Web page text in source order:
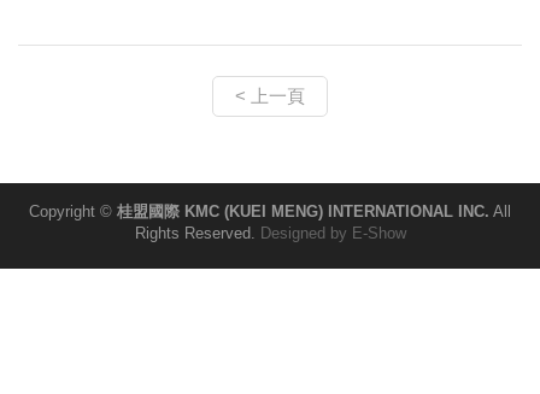
< 上一頁
Copyright © 桂盟國際 KMC (KUEI MENG) INTERNATIONAL INC. All
Rights Reserved. Designed by E-Show